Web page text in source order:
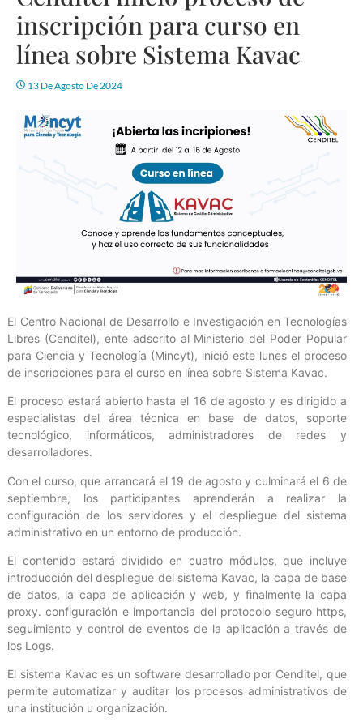
inscripción para curso en
línea sobre Sistema Kavac
13 De Agosto De 2024
El Centro Nacional de Desarrollo e Investigación en Tecnologías
Libres (Cenditel), ente adscrito al Ministerio del Poder Popular
para Ciencia y Tecnología (Mincyt), inició este lunes el proceso
de inscripciones para el curso en línea sobre Sistema Kavac.
El proceso estará abierto hasta el 16 de agosto y es dirigido a
especialistas del área técnica en base de datos, soporte
tecnológico, informáticos, administradores de redes y
desarrolladores.
Con el curso, que arrancará el 19 de agosto y culminará el 6 de
septiembre, los participantes aprenderán a realizar la
configuración de los servidores y el despliegue del sistema
administrativo en un entorno de producción.
El contenido estará dividido en cuatro módulos, que incluye
introducción del despliegue del sistema Kavac, la capa de base
de datos, la capa de aplicación y web, y finalmente la capa
proxy. configuración e importancia del protocolo seguro https,
seguimiento y control de eventos de la aplicación a través de
los Logs.
El sistema Kavac es un software desarrollado por Cenditel, que
permite automatizar y auditar los procesos administrativos de
una institución u organización.